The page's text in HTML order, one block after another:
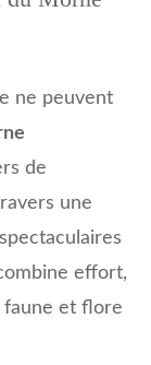
ne peuvent
de
une
effort,
faune et flore